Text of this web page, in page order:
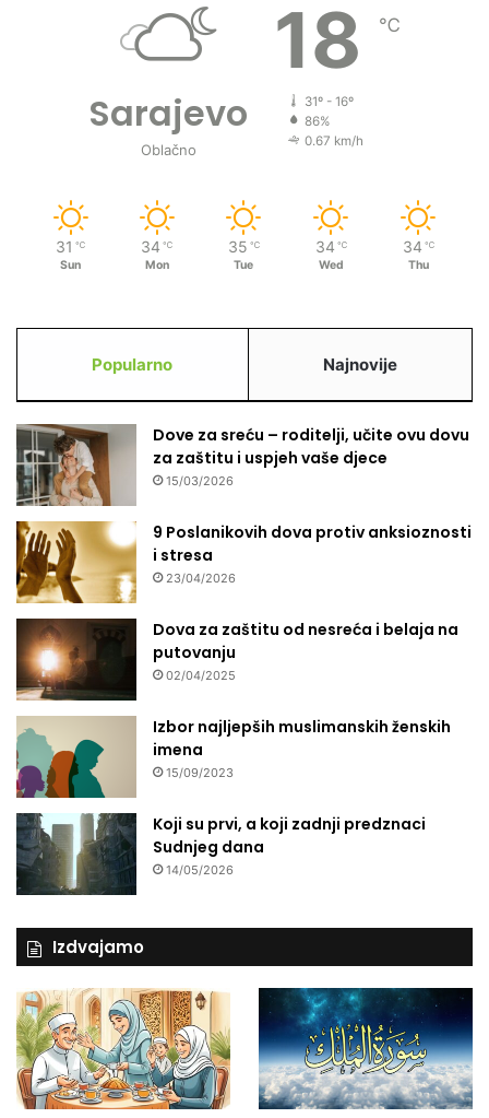
Sarajevo
Oblačno
18 ℃
31º - 16º
86%
0.67 km/h
31 ℃
Sun
34 ℃
Mon
35 ℃
Tue
34 ℃
Wed
34 ℃
Thu
Popularno Najnovije
Dove za sreću – roditelji, učite ovu dovu
za zaštitu i uspjeh vaše djece
15/03/2026
9 Poslanikovih dova protiv anksioznosti
i stresa
23/04/2026
Dova za zaštitu od nesreća i belaja na
putovanju
02/04/2025
Izbor najljepših muslimanskih ženskih
imena
15/09/2023
Koji su prvi, a koji zadnji predznaci
Sudnjeg dana
14/05/2026
Izdvajamo